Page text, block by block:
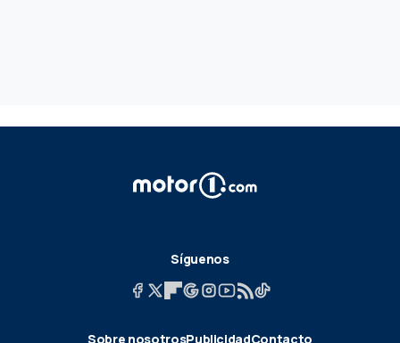
Síguenos
Sobre nosotrosPublicidadContacto